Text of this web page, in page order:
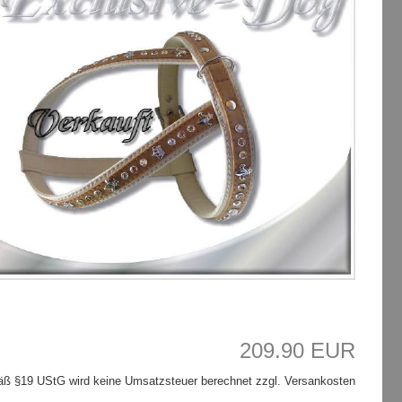
209.90 EUR
§19 UStG wird keine Umsatzsteuer berechnet zzgl. Versankosten